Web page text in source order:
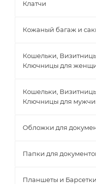
Клатчи
Кожаный багаж и
Кошельки,
Ключницы для
Кошельки,
Ключницы для
Обложки для
Папки для
Планшеты и Барсетки